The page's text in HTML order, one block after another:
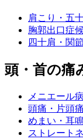
肩こり・五
胸郭出口症
四十肩・関
頭・首の痛
メニエール病
頭痛・片頭痛
めまい・耳
ストレート